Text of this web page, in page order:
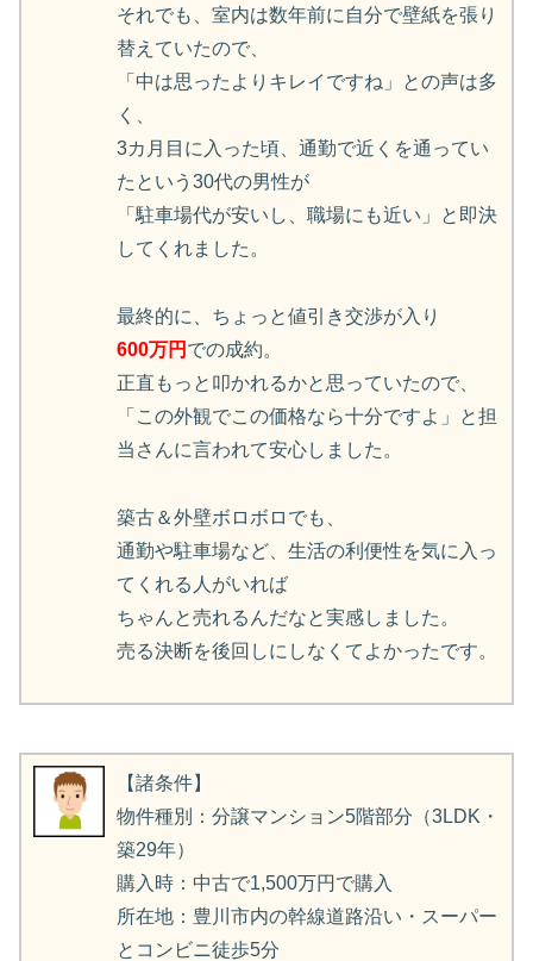
それでも、室内は数年前に自分で壁紙を張り
替えていたので、
「中は思ったよりキレイですね」との声は多
く、
3カ月目に入った頃、通勤で近くを通ってい
たという30代の男性が
「駐車場代が安いし、職場にも近い」と即決
してくれました。
最終的に、ちょっと値引き交渉が入り
600万円 での成約。
正直もっと叩かれるかと思っていたので、
「この外観でこの価格なら十分ですよ」と担
当さんに言われて安心しました。
築古＆外壁ボロボロでも、
通勤や駐車場など、生活の利便性を気に入っ
てくれる人がいれば
ちゃんと売れるんだなと実感しました。
売る決断を後回しにしなくてよかったです。
【諸条件】
物件種別：分譲マンション5階部分（3LDK・
築29年）
購入時：中古で1,500万円で購入
所在地：豊川市内の幹線道路沿い・スーパー
とコンビニ徒歩5分